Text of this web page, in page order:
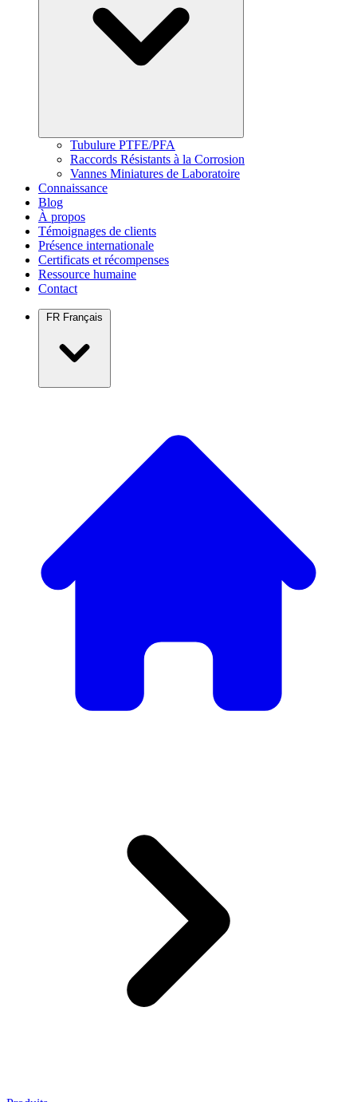
Tubulure PTFE/PFA
Raccords Résistants à la Corrosion
Vannes Miniatures de Laboratoire
Connaissance
Blog
À propos
Témoignages de clients
Présence internationale
Certificats et récompenses
Ressource humaine
Contact
FR Français